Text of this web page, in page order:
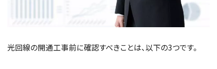
光回線の開通工事前に確認すべきことは、以下の3つです。